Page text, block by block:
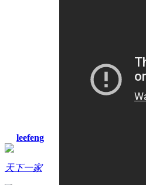
leefeng
天下一家